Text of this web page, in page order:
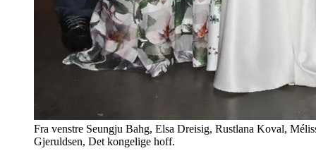
Fra venstre Seungju Bahg, Elsa Dreisig, Rustlana Koval,
Gjeruldsen, Det kongelige hoff.